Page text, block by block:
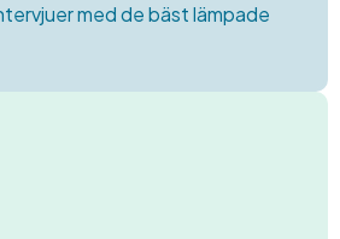
med de bäst lämpade